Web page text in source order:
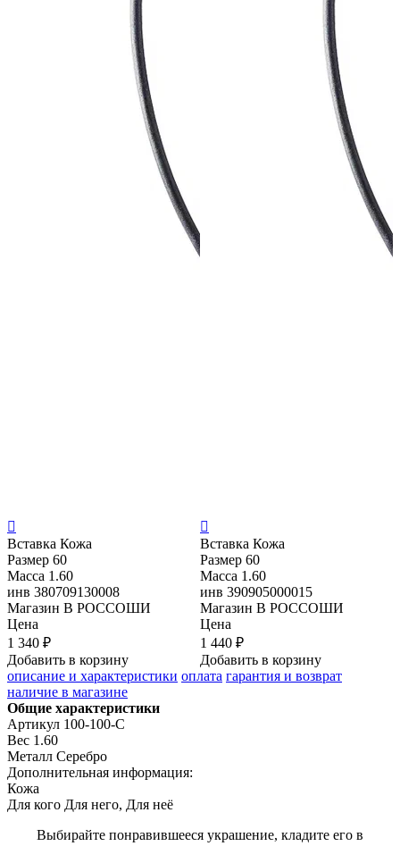

Вставка Кожа
Размер 60
Масса 1.60
инв 380709130008
Магазин В РОССОШИ
Цена
1 340 ₽
Добавить в корзину

Вставка Кожа
Размер 60
Масса 1.60
инв 390905000015
Магазин В РОССОШИ
Цена
1 440 ₽
Добавить в корзину
описание и характеристики оплата гарантия и возврат
наличие в магазине
Общие характеристики
Артикул 100-100-С
Вес 1.60
Металл Серебро
Дополнительная информация:
Кожа
Для кого Для него, Для неё
Выбирайте понравившееся украшение, кладите его в